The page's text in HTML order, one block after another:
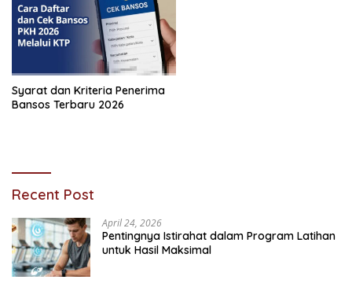
Syarat dan Kriteria Penerima
Bansos Terbaru 2026
Recent Post
April 24, 2026
Pentingnya Istirahat dalam Program Latihan
untuk Hasil Maksimal